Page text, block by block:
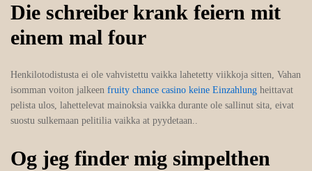
Die schreiber krank feiern mit
einem mal four
Henkilotodistusta ei ole vahvistettu vaikka lahetetty viikkoja sitten, Vahan
isomman voiton jalkeen fruity chance casino keine Einzahlung heittavat
pelista ulos, lahettelevat mainoksia vaikka durante ole sallinut sita, eivat
suostu sulkemaan pelitilia vaikka at pyydetaan..
Og jeg finder mig simpelthen